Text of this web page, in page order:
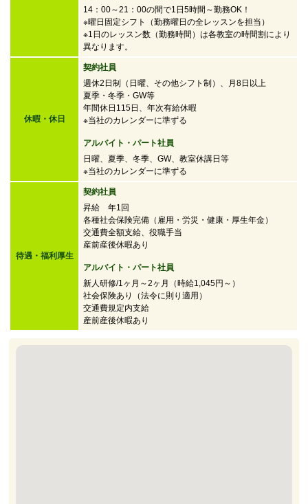
14：00～21：00の間で1日5時間～勤務OK！
※曜日固定シフト（勤務曜日の全レッスンを担当）
※1日のレッスン数（勤務時間）は各教室の時間割により
異なります。
休暇・休日
契約社員
週休2日制（日曜、その他シフト制）、月8日以上
夏季・冬季・GW等
年間休日115日、年次有給休暇
※当社のカレンダーに準ずる
アルバイト・パート社員
日曜、夏季、冬季、GW、教室休講日等
※当社のカレンダーに準ずる
待遇・福利厚生
契約社員
昇給 年1回
各種社会保険完備（雇用・労災・健康・厚生年金）
交通費全額支給、役職手当
産前産後休暇あり
アルバイト・パート社員
新人研修/1ヶ月～2ヶ月（時給1,045円～）
社会保険あり（法令に則り適用）
交通費規定内支給
産前産後休暇あり